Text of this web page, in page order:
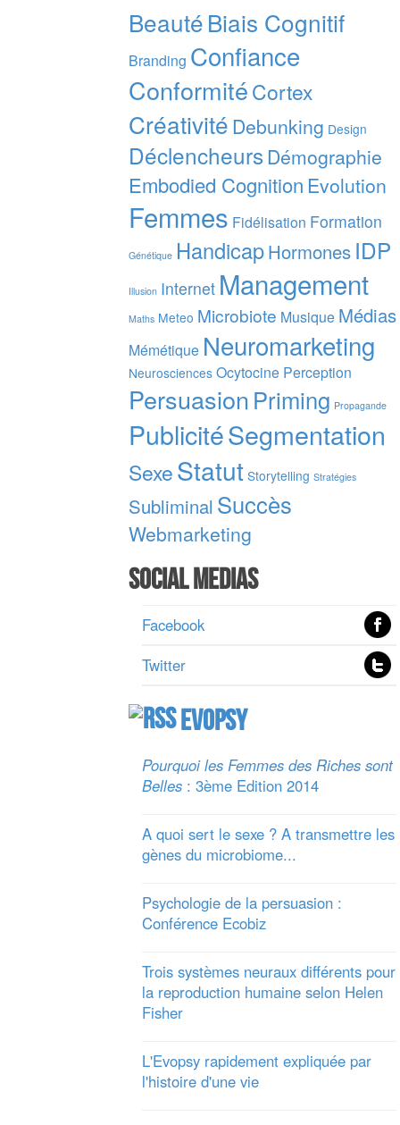
BeautéBiais Cognitif
Branding Confiance
ConformitéCortex
Créativité Debunking Design
Déclencheurs Démographie
Embodied Cognition Evolution
Femmes Fidélisation Formation
Génétique HandicapHormones IDP
Illusion Internet Management
Maths Meteo Microbiote Musique Médias
Mémétique Neuromarketing
Neurosciences Ocytocine Perception
PersuasionPriming Propagande
PublicitéSegmentation
SexeStatut Storytelling Stratégies
Subliminal Succès
Webmarketing
Social Medias
Facebook
Twitter
Evopsy
Pourquoi les Femmes des Riches sont
Belles: 3ème Edition 2014
A quoi sert le sexe ? A transmettre les
gènes du microbiome...
Psychologie de la persuasion :
Conférence Ecobiz
Trois systèmes neuraux différents pour
la reproduction humaine selon Helen
Fisher
L'Evopsy rapidement expliquée par
l'histoire d'une vie